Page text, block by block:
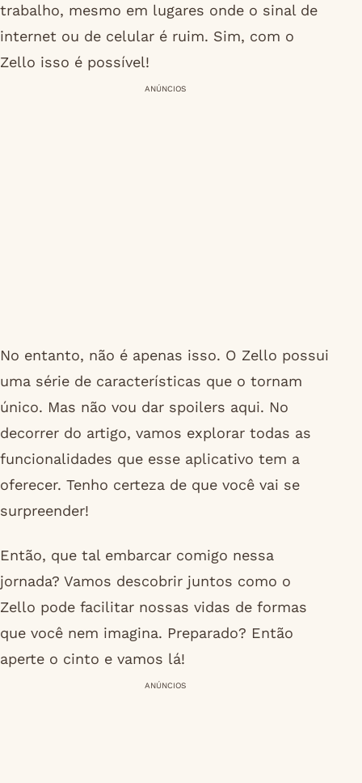
trabalho, mesmo em lugares onde o sinal de
internet ou de celular é ruim. Sim, com o
Zello isso é possível!
ANÚNCIOS
No entanto, não é apenas isso. O Zello possui
uma série de características que o tornam
único. Mas não vou dar spoilers aqui. No
decorrer do artigo, vamos explorar todas as
funcionalidades que esse aplicativo tem a
oferecer. Tenho certeza de que você vai se
surpreender!
Então, que tal embarcar comigo nessa
jornada? Vamos descobrir juntos como o
Zello pode facilitar nossas vidas de formas
que você nem imagina. Preparado? Então
aperte o cinto e vamos lá!
ANÚNCIOS